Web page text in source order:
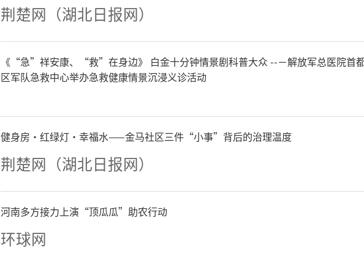
精心装扮爱心送考主题车厢。通讯
荆楚网（湖北日报网）
《“急”祥安康、“救”在身边》 白金十分钟情景剧科普大众 --－解放军总医院首
区军队急救中心举办急救健康情景沉浸义诊活动
健身房·红绿灯·幸福水——金马社区三件“小事”背后的治理温度
荆楚网（湖北日报网）
河南多方接力上演“顶瓜瓜”助农行动
环球网